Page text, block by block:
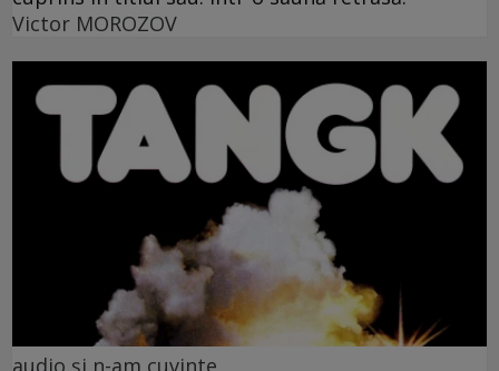
Victor MOROZOV
audio și n-am cuvinte